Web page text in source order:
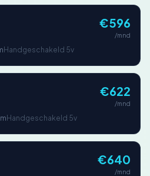
Handgeschakeld 5v
€596
/mnd
Handgeschakeld 5v
€622
/mnd
€640
/mnd